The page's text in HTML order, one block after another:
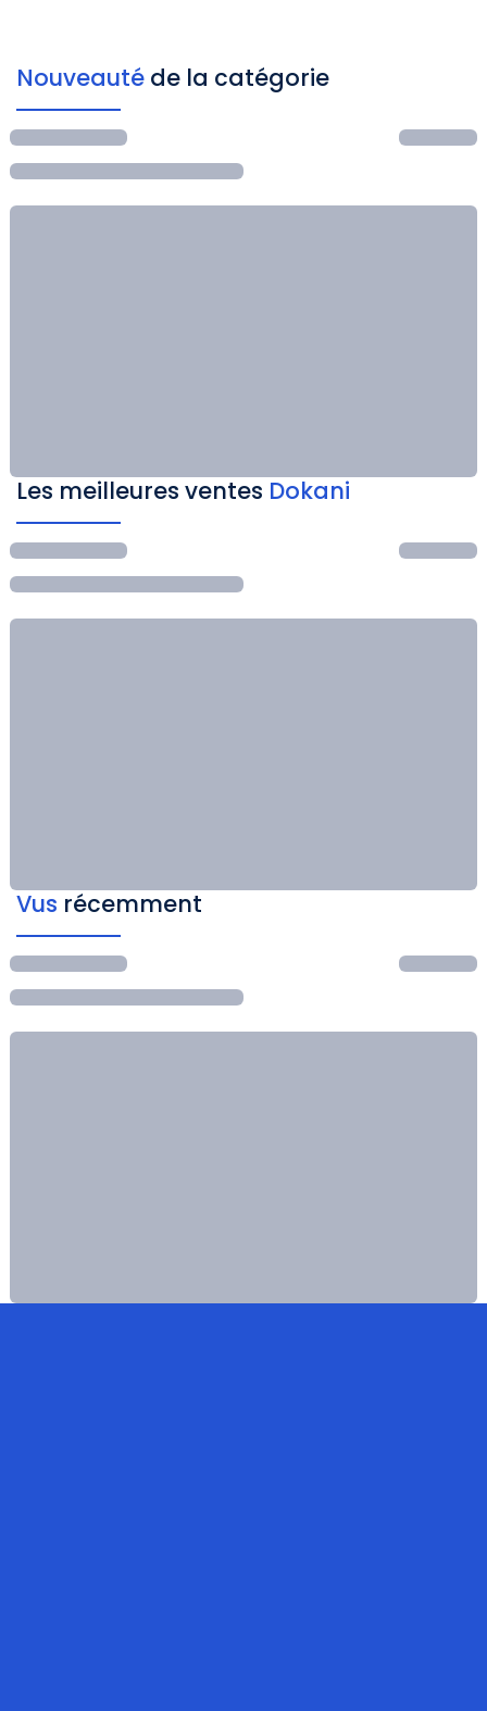
Nouveauté de la catégorie
Les meilleures ventes Dokani
Vus récemment